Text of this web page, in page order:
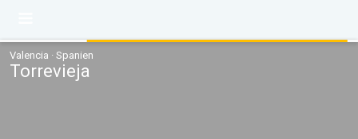
Valencia · Spanien
Torrevieja